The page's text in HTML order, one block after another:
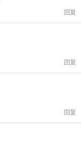
回复
回复
回复